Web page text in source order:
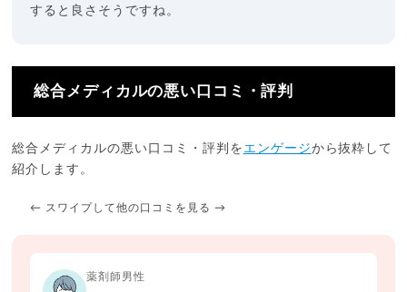
すると良さそうですね。
総合メディカルの悪い口コミ・評判
総合メディカルの悪い口コミ・評判を エンゲージから抜粋して
紹介します。
← スワイプして他の口コミを見る →
薬剤師男性